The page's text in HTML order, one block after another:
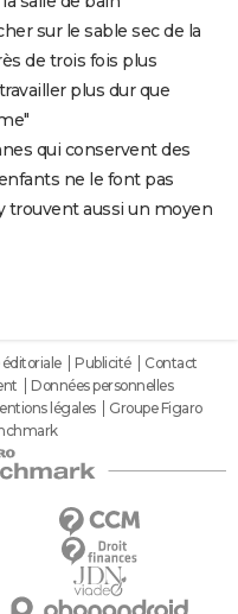
sur le sable sec de la
de trois fois plus
plus dur que
qui conservent des
ne le font pas
trouvent aussi un moyen
Publicité
Contact
Données personnelles
légales
Groupe Figaro